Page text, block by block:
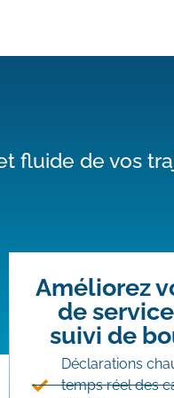
fluide de vos tr
Améliorez
de
suivi de
Déclarations
temps réel des